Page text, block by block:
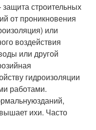
строительных
от проникновения
или
воздействия
или другой
гидроизоляции
работами.
ихи. Часто